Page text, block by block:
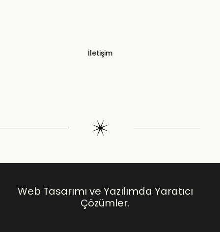
İletişim
Web Tasarımı ve Yazılımda Yaratıcı
Çözümler.